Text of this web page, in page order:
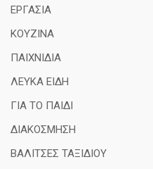
ΕΡΓΑΣΙΑ
ΚΟΥΖΙΝΑ
ΠΑΙΧΝΙΔΙΑ
ΛΕΥΚΑ ΕΙΔΗ
ΓΙΑ ΤΟ ΠΑΙΔΙ
ΔΙΑΚΟΣΜΗΣΗ
ΒΑΛΙΤΣΕΣ ΤΑΞΙΔΙΟΥ